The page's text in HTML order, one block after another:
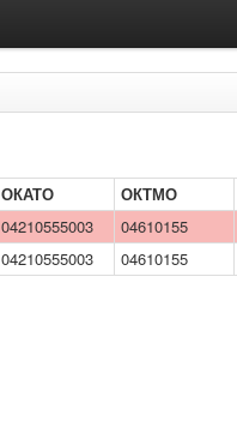
ОКАТО ОКТМО
04210555003 04610155
04210555003 04610155